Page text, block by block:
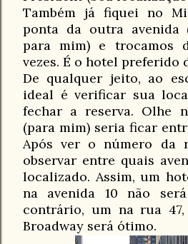
Também já fiquei no
ponta da outra avenida
para mim) e trocamos
vezes. É o hotel preferido
De qualquer jeito, ao
ideal é verificar sua
fechar a reserva. Olhe
(para mim) seria ficar
Após ver o número da
observar entre quais
localizado. Assim, um
na avenida 10 não
contrário, um na rua
Broadway será ótimo.